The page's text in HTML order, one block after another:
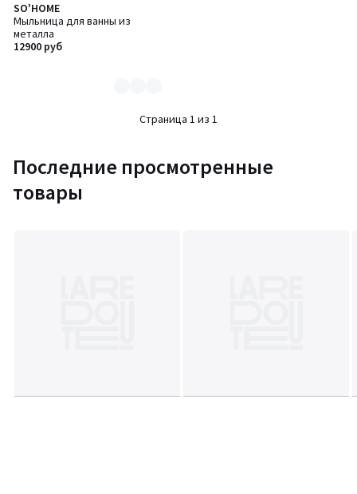
SO'HOME
Мыльница для ванны из
металла
12900 руб
Количество
цветов:
2
Страница 1 из 1
Последние просмотренные
товары